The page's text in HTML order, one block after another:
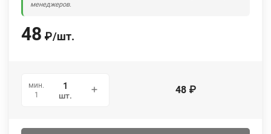
менеджеров.
48 ₽/шт.
мин.
1
шт. 48 ₽